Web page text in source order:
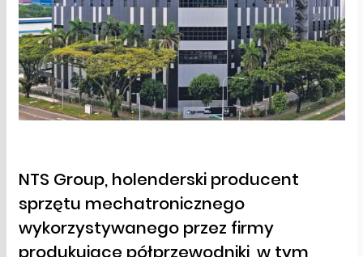
NTS Group, holenderski producent
sprzętu mechatronicznego
wykorzystywanego przez firmy
produkujące półprzewodniki, w tym